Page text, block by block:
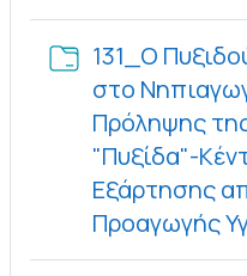
131_Ο
στο
Πρόληψης
"Πυξίδα"-
Εξάρτησης
Προαγωγής